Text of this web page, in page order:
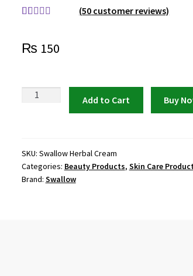
based on
(50 customer reviews)
₨ 150
Swallow
Best
Natural
Cream
Add to Cart Buy
SKU: Swallow Herbal Cream
Categories: Beauty Products, Skin Care
Brand: Swallow